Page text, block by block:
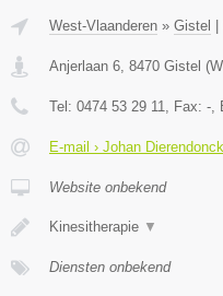
West-Vlaanderen » Gistel |
Anjerlaan 6 8470 Gistel (
Tel: 0474 53 29 11 , Fax: -
E-mail › Johan Dierendonck
Website onbekend
Kinesitherapie ▼
Diensten onbekend